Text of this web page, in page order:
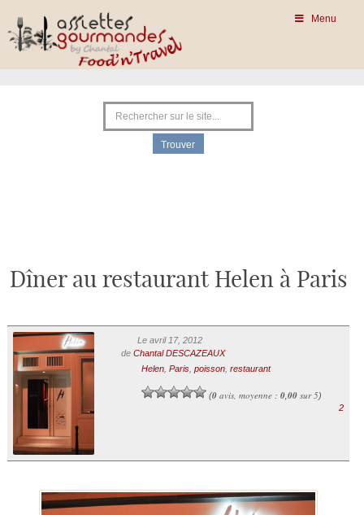
Menu
Dîner au restaurant Helen à Paris
Le avril 17, 2012
de Chantal DESCAZEAUX
Helen, Paris, poisson, restaurant
(0avis, moyenne : 0,00sur 5)
2